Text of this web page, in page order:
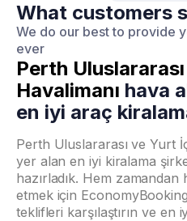
What customers
We do our best to provide
ever
Perth
Havalimanı hava
en iyi araç
Perth Uluslararası ve Yurt
yer alan en iyi kiralama
hazırladık. Hem
etmek için
teklifleri karşılaştırın ve en